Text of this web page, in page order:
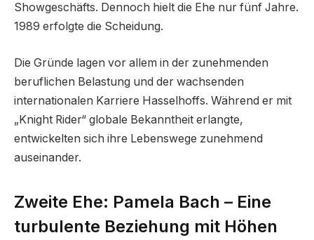
Showgeschäfts. Dennoch hielt die Ehe nur fünf Jahre.
1989 erfolgte die Scheidung.
Die Gründe lagen vor allem in der zunehmenden
beruflichen Belastung und der wachsenden
internationalen Karriere Hasselhoffs. Während er mit
„Knight Rider“ globale Bekanntheit erlangte,
entwickelten sich ihre Lebenswege zunehmend
auseinander.
Zweite Ehe: Pamela Bach – Eine
turbulente Beziehung mit Höhen